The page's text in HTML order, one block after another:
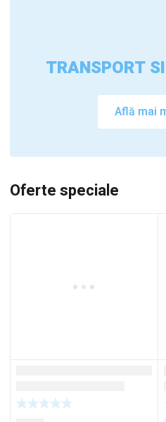
TRANSPORT
Află mai
Oferte speciale